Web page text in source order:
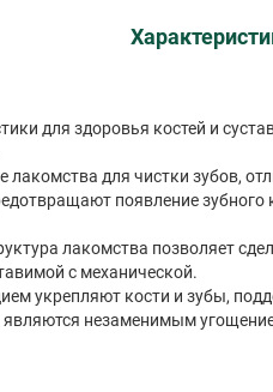
для здоровья костей и
лакомства для чистки зубов,
появление зубного
лакомства позволяет
с механической.
укрепляют кости и зубы,
являются незаменимым